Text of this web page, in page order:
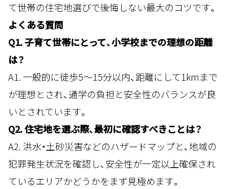
て世帯の住宅地選びで後悔しない最大のコツです。
よくある質問
Q1. 子育て世帯にとって、小学校までの理想の距離
は？
A1. 一般的に徒歩5〜15分以内、距離にして1kmまで
が理想とされ、通学の負担と安全性のバランスが良
いとされています。
Q2. 住宅地を選ぶ際、最初に確認すべきことは？
A2. 洪水・土砂災害などのハザードマップと、地域の
犯罪発生状況を確認し、安全性が一定以上確保され
ているエリアかどうかをまず見極めます。